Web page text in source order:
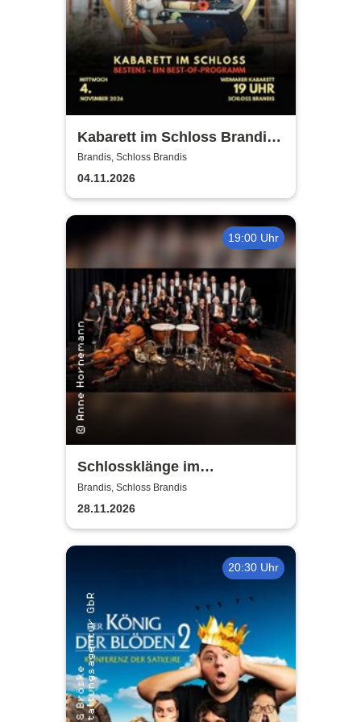
Kabarett im Schloss Brandis |
Weimarer Kabarett
Brandis, Schloss Brandis
04.11.2026
19:00 Uhr
Schlossklänge im
Kerzenschein -
Adventskonzert
Brandis, Schloss Brandis
28.11.2026
20:30 Uhr